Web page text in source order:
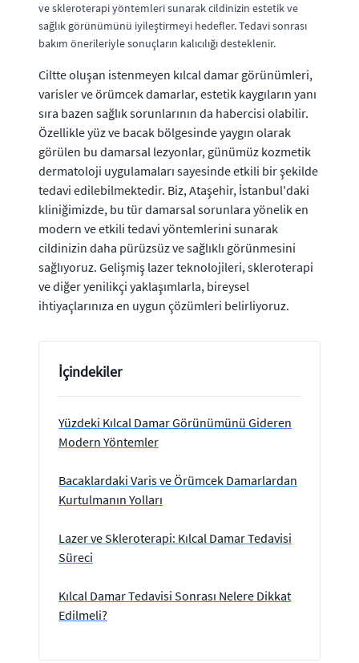
ve skleroterapi yöntemleri sunarak cildinizin estetik ve
sağlık görünümünü iyileştirmeyi hedefler. Tedavi sonrası
bakım önerileriyle sonuçların kalıcılığı desteklenir.
Ciltte oluşan istenmeyen kılcal damar görünümleri,
varisler ve örümcek damarlar, estetik kaygıların yanı
sıra bazen sağlık sorunlarının da habercisi olabilir.
Özellikle yüz ve bacak bölgesinde yaygın olarak
görülen bu damarsal lezyonlar, günümüz kozmetik
dermatoloji uygulamaları sayesinde etkili bir şekilde
tedavi edilebilmektedir. Biz, Ataşehir, İstanbul'daki
kliniğimizde, bu tür damarsal sorunlara yönelik en
modern ve etkili tedavi yöntemlerini sunarak
cildinizin daha pürüzsüz ve sağlıklı görünmesini
sağlıyoruz. Gelişmiş lazer teknolojileri, skleroterapi
ve diğer yenilikçi yaklaşımlarla, bireysel
ihtiyaçlarınıza en uygun çözümleri belirliyoruz.
İçindekiler
Yüzdeki Kılcal Damar Görünümünü Gideren
Modern Yöntemler
Bacaklardaki Varis ve Örümcek Damarlardan
Kurtulmanın Yolları
Lazer ve Skleroterapi: Kılcal Damar Tedavisi
Süreci
Kılcal Damar Tedavisi Sonrası Nelere Dikkat
Edilmeli?